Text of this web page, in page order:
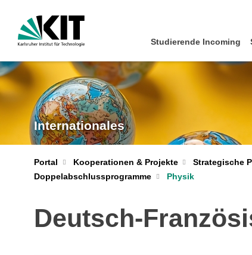
Studierende Incoming
Internationales
Portal Kooperationen & Projekte Strategische
Doppelabschlussprogramme
Physik
Deutsch-